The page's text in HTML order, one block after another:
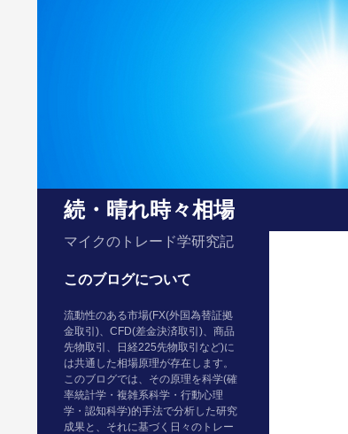
続・晴れ時々相場
マイクのトレード学研究記
このブログについて
流動性のある市場(FX(外国為替証拠
金取引)、CFD(差金決済取引)、商品
先物取引、日経225先物取引など)に
は共通した相場原理が存在します。
このブログでは、その原理を科学(確
率統計学・複雑系科学・行動心理
学・認知科学)的手法で分析した研究
成果と、それに基づく日々のトレー